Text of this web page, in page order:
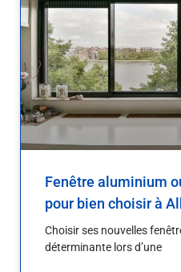
Fenêtre aluminium
pour bien choisir à
Choisir ses nouvelles
déterminante lors d’une